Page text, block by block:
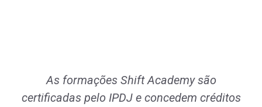
As formações Shift Academy são
certificadas pelo IPDJ e concedem créditos